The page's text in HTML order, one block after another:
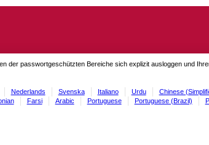
der passwortgeschützten Bereiche sich explizit ausloggen und
Nederlands Svenska Italiano Urdu Chinese
Farsi Arabic Portuguese Portuguese (Brazil)